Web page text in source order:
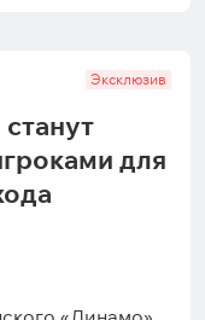
Эксклюзив
для